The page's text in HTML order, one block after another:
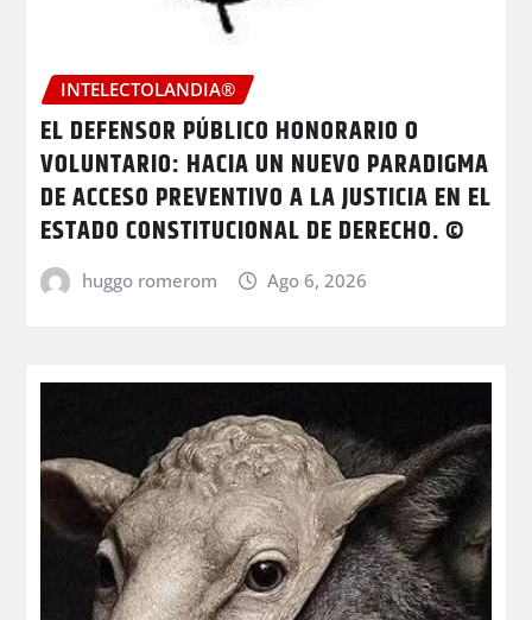
INTELECTOLANDIA®
EL DEFENSOR PÚBLICO HONORARIO O
VOLUNTARIO: HACIA UN NUEVO PARADIGMA
DE ACCESO PREVENTIVO A LA JUSTICIA EN EL
ESTADO CONSTITUCIONAL DE DERECHO. ©
huggo romerom Ago 6, 2026